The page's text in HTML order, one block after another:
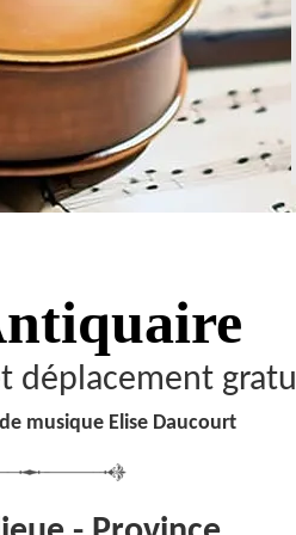
déplacement
musique Elise Daucourt